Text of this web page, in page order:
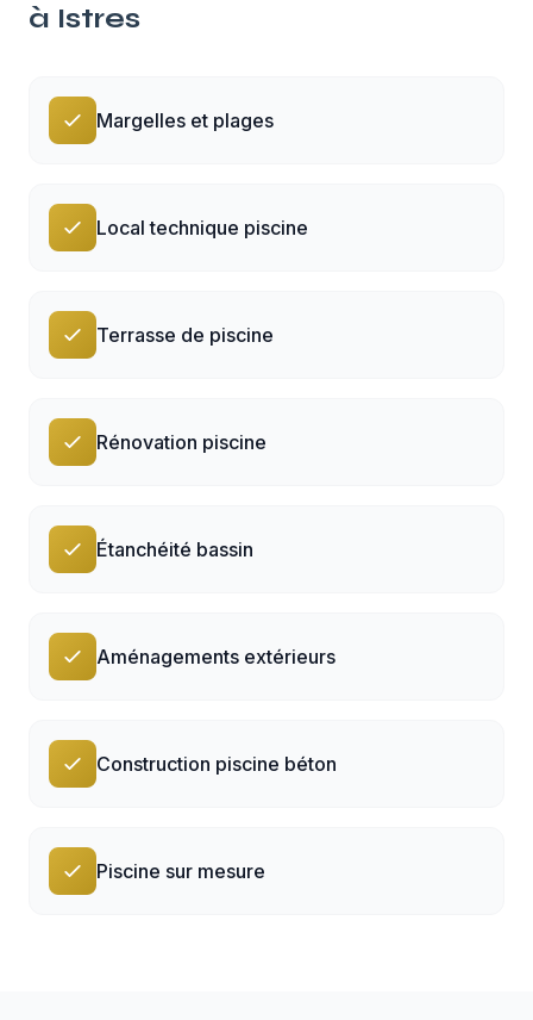
à Istres
Margelles et plages
Local technique piscine
Terrasse de piscine
Rénovation piscine
Étanchéité bassin
Aménagements extérieurs
Construction piscine béton
Piscine sur mesure